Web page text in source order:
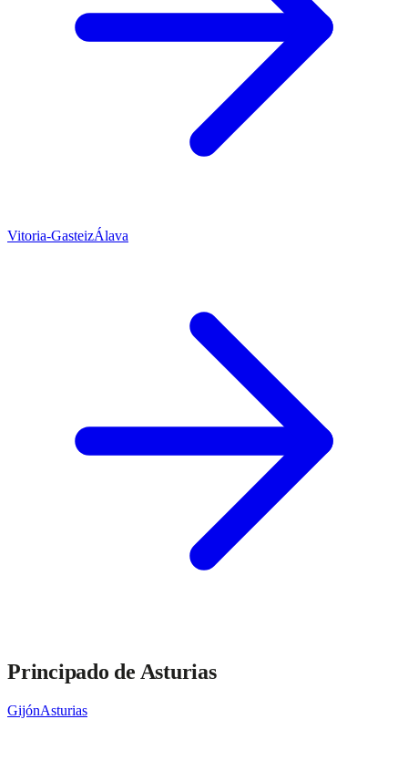
Vitoria-GasteizÁlava
Principado de Asturias
GijónAsturias